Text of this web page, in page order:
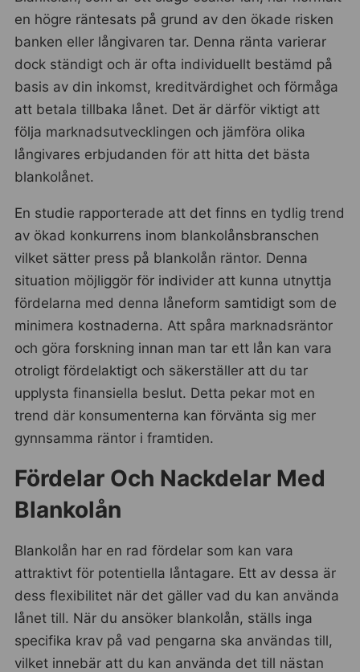
en högre räntesats på grund av den ökade risken
banken eller långivaren tar. Denna ränta varierar
dock ständigt och är ofta individuellt bestämd på
basis av din inkomst, kreditvärdighet och förmåga
att betala tillbaka lånet. Det är därför viktigt att
följa marknadsutvecklingen och jämföra olika
långivares erbjudanden för att hitta det bästa
blankolånet.
En studie rapporterade att det finns en tydlig trend
av ökad konkurrens inom blankolånsbranschen
vilket sätter press på blankolån räntor. Denna
situation möjliggör för individer att kunna utnyttja
fördelarna med denna låneform samtidigt som de
minimera kostnaderna. Att spåra marknadsräntor
och göra forskning innan man tar ett lån kan vara
otroligt fördelaktigt och säkerställer att du tar
upplysta finansiella beslut. Detta pekar mot en
trend där konsumenterna kan förvänta sig mer
gynnsamma räntor i framtiden.
Fördelar Och Nackdelar Med
Blankolån
Blankolån har en rad fördelar som kan vara
attraktivt för potentiella låntagare. Ett av dessa är
dess flexibilitet när det gäller vad du kan använda
lånet till. När du ansöker blankolån, ställs inga
specifika krav på vad pengarna ska användas till,
vilket innebär att du kan använda det till nästan